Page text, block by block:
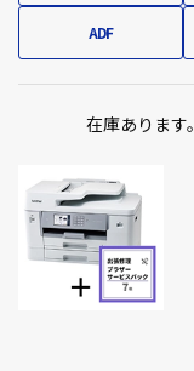
ADF
在庫あります。